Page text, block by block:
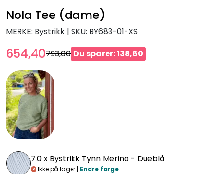
Nola Tee (dame)
MERKE: Bystrikk | SKU: BY683-01-XS
654,40793,00 Du sparer: 138,60
7.0 x Bystrikk Tynn Merino - Dueblå
Ikke på lager | Endre farge